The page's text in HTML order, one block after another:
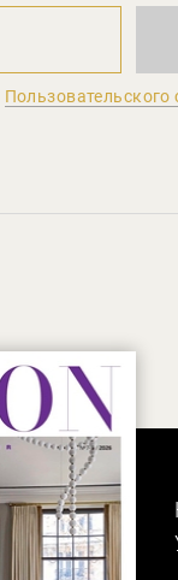
Пользовательского